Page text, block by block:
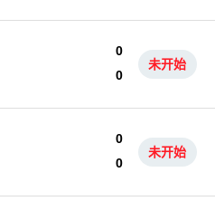
0
0
未开始
0
0
未开始